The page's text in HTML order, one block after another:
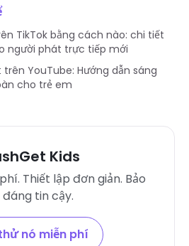
TikTok bằng cách nào: chi tiết
người phát trực tiếp mới
YouTube: Hướng dẫn sáng
cho trẻ em
Kids
Thiết lập đơn giản. Bảo
đáng tin cậy.
nó miễn phí